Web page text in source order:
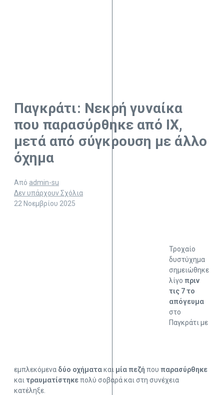
Παγκράτι: Νεκρή γυναίκα
που παρασύρθηκε από ΙΧ,
μετά από σύγκρουση με άλλο
όχημα
Από admin-su
Δεν υπάρχουν Σχόλια
22 Νοεμβρίου 2025
Τροχαίο
δυστύχημα
σημειώθηκε
λίγο πριν
τις 7 το
απόγευμα
στο
Παγκράτι με
εμπλεκόμενα δύο οχήματακαι μίαπεζή που παρασύρθηκε
καιτραυματίστηκεπολύ σοβαρά και στη συνέχεια
κατέληξε.